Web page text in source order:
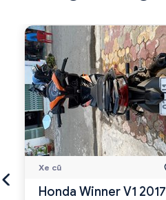
Xe cũ
Honda Winner V1 2017